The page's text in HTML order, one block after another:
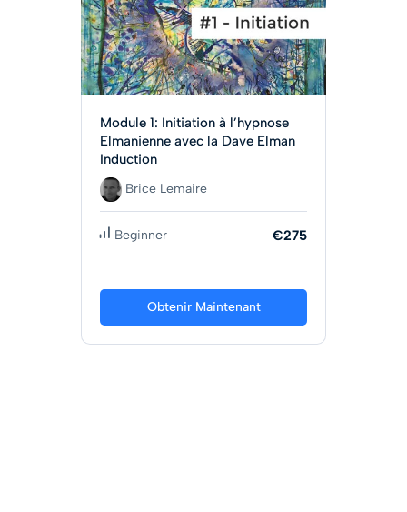
Module 1: Initiation à l’hypnose
Elmanienne avec la Dave Elman
Induction
Brice Lemaire
Beginner €275
Obtenir Maintenant